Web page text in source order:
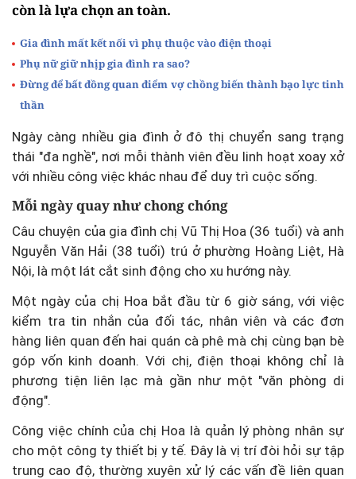
còn là lựa chọn an toàn.
Gia đình mất kết nối vì phụ thuộc vào điện thoại
Phụ nữ giữ nhịp gia đình ra sao?
Đừng để bất đồng quan điểm vợ chồng biến thành bạo lực tinh
thần
Ngày càng nhiều gia đình ở đô thị chuyển sang trạng
thái "đa nghề", nơi mỗi thành viên đều linh hoạt xoay xở
với nhiều công việc khác nhau để duy trì cuộc sống.
Mỗi ngày quay như chong chóng
Câu chuyện của gia đình chị Vũ Thị Hoa (36 tuổi) và anh
Nguyễn Văn Hải (38 tuổi) trú ở phường Hoàng Liệt, Hà
Nội, là một lát cắt sinh động cho xu hướng này.
Một ngày của chị Hoa bắt đầu từ 6 giờ sáng, với việc
kiểm tra tin nhắn của đối tác, nhân viên và các đơn
hàng liên quan đến hai quán cà phê mà chị cùng bạn bè
góp vốn kinh doanh. Với chị, điện thoại không chỉ là
phương tiện liên lạc mà gần như một "văn phòng di
động".
Công việc chính của chị Hoa là quản lý phòng nhân sự
cho một công ty thiết bị y tế. Đây là vị trí đòi hỏi sự tập
trung cao độ, thường xuyên xử lý các vấn đề liên quan